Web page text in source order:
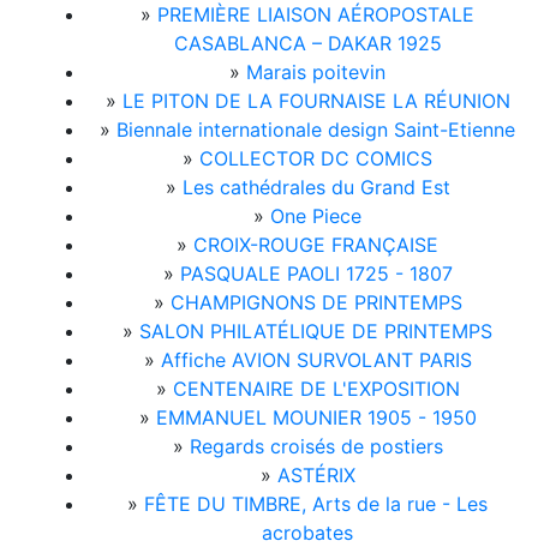
» PREMIÈRE LIAISON AÉROPOSTALE
CASABLANCA – DAKAR 1925
» Marais poitevin
» LE PITON DE LA FOURNAISE LA RÉUNION
» Biennale internationale design Saint-Etienne
» COLLECTOR DC COMICS
» Les cathédrales du Grand Est
» One Piece
» CROIX-ROUGE FRANÇAISE
» PASQUALE PAOLI 1725 - 1807
» CHAMPIGNONS DE PRINTEMPS
» SALON PHILATÉLIQUE DE PRINTEMPS
» Affiche AVION SURVOLANT PARIS
» CENTENAIRE DE L'EXPOSITION
» EMMANUEL MOUNIER 1905 - 1950
» Regards croisés de postiers
» ASTÉRIX
» FÊTE DU TIMBRE, Arts de la rue - Les
acrobates